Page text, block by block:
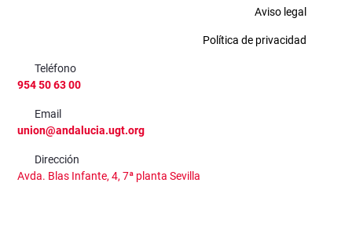
Aviso legal
Política de privacidad
Teléfono
954 50 63 00
Email
union@andalucia.ugt.org
Dirección
Avda. Blas Infante, 4, 7ª planta Sevilla